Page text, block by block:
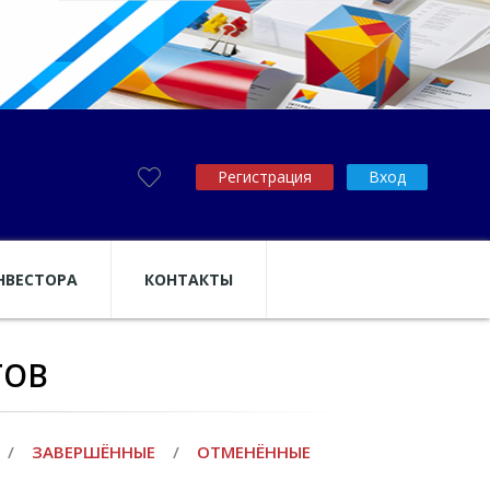
Регистрация Вход
КОНТАКТЫ
/ ЗАВЕРШЁННЫЕ / ОТМЕНЁННЫЕ